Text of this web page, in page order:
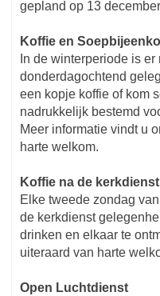
gepland op 13
Koffie en
In de winterperiode is
donderdagochtend
een kopje koffie of kom
nadrukkelijk bestemd
Meer informatie vindt u
harte welkom.
Koffie na de kerkdienst
Elke tweede zondag
de kerkdienst
drinken en elkaar te
uiteraard van harte
Open Luchtdienst